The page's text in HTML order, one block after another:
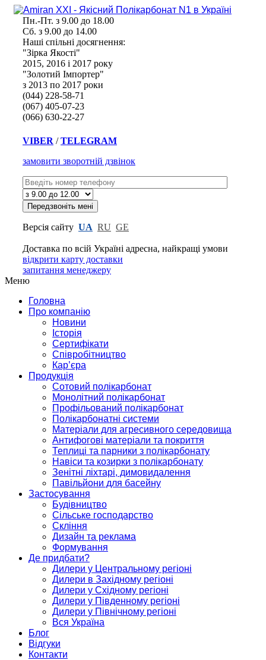
Пн.-Пт. з 9.00 до 18.00
Сб. з 9.00 до 14.00
Наші спільні досягнення:
"Зірка Якості"
2015, 2016 і 2017 року
"Золотий Імпортер"
з 2013 по 2017 роки
(044) 228-58-71
(067) 405-07-23
(066) 630-22-27
VIBER /TELEGRAM
замовити зворотній дзвінок
Версія сайту UA RU GE
Доставка по всій Україні адресна, найкращі умови
відкрити карту доставки
запитання менеджеру
Меню
Головна
Про компанію
Новини
Історія
Сертифікати
Співробітництво
Кар’єра
Продукція
Сотовий полікарбонат
Монолітний полікарбонат
Профільований полікарбонат
Полікарбонатні системи
Матеріали для агресивного середовища
Антифогові матеріали та покриття
Теплиці та парники з полікарбонату
Навіси та козирки з полікарбонату
Зенітні ліхтарі, димовидалення
Павільйони для басейну
Застосування
Будівництво
Сільське господарство
Скління
Дизайн та реклама
Формування
Де придбати?
Дилери у Центральному регіоні
Дилери в Західному регіоні
Дилери у Східному регіоні
Дилери у Південному регіоні
Дилери у Північному регіоні
Вся Україна
Блог
Відгуки
Контакти